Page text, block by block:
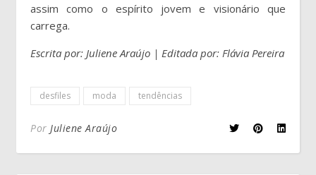
assim como o espírito jovem e visionário que
carrega.
Escrita por: Juliene Araújo | Editada por: Flávia Pereira
desfiles moda tendências
Por Juliene Araújo